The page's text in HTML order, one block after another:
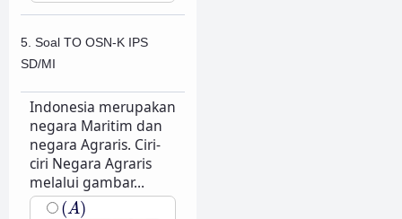
5. Soal TO OSN-K IPS
SD/MI
Indonesia merupakan
negara Maritim dan
negara Agraris. Ciri-
ciri Negara Agraris
melalui gambar...
(A)
(A)